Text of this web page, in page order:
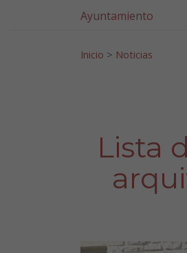
Ayuntamiento
Inicio > Noticias
Lista